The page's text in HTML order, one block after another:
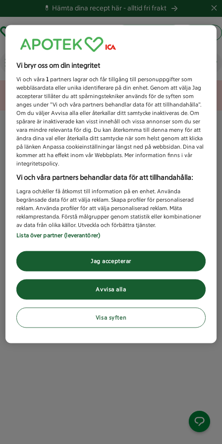
💊 Hämta dina recept här -alltid fri frakt
Vad letar du efter idag?
Unknown error
Vi bryr oss om din integritet
Vi och våra1 partners lagrar och får tillgång till personuppgifter som
webbläsardata eller unika identifierare på din enhet. Genom att välja Jag
accepterar tillåter du att spårningstekniker används för de syften som
anges under ”Vi och våra partners behandlar data för att tillhandahålla”.
Om du väljer Avvisa alla eller återkallar ditt samtycke inaktiveras de. Om
spårare är inaktiverade kan visst innehåll och vissa annonser som du ser
vara mindre relevanta för dig. Du kan återkomma till denna meny för att
ändra dina val eller återkalla ditt samtycke när som helst genom att klicka
på länken Anpassa cookieinställningar längst ned på webbsidan. Dina val
kommer att ha effekt inom vår Webbplats. Mer information finns i vår
integritetspolicy.
Vi och våra partners behandlar data för att tillhandahålla:
Lagra och/eller få åtkomst till information på en enhet. Använda
begränsade data för att välja reklam. Skapa profiler för personaliserad
reklam. Använda profiler för att välja personaliserad reklam. Mäta
reklamprestanda. Förstå målgrupper genom statistik eller kombinationer
av data från olika källor. Utveckla och förbättra tjänster.
Lista över partner (leverantörer)
Avvisa alla
Jag accepterar
Visa syften